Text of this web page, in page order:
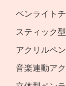
ペンライト
スティック
アクリルペ
音楽連動ア